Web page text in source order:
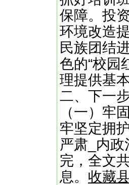
保障。投
环境改造
民族团结
色的“校园
理提供基
二、下一
（一）牢
牢坚定拥
严肃_内
完，全文
息。 收藏